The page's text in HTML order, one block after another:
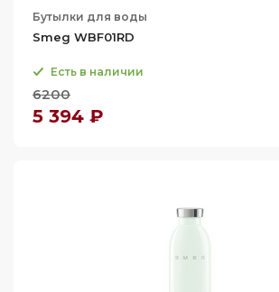
Бутылки для воды
Smeg WBF01RD
Есть в наличии
6200
5 394 ₽